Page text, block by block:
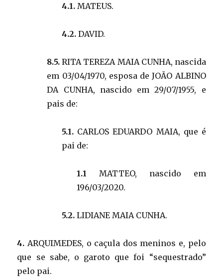
4.1. MATEUS.
4.2. DAVID.
8.5. RITA TEREZA MAIA CUNHA, nascida
em 03/04/1970, esposa de JOÃO ALBINO
DA CUNHA, nascido em 29/07/1955, e
pais de:
5.1. CARLOS EDUARDO MAIA, que é
pai de:
1.1
MATTEO, nascido em
196/03/2020.
5.2. LIDIANE MAIA CUNHA.
4. ARQUIMEDES, o caçula dos meninos e, pelo
que se sabe, o garoto que foi “sequestrado”
pelo pai.